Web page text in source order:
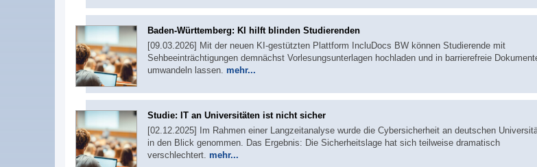
Baden-Württemberg: KI hilft blinden Studierenden
[09.03.2026] Mit der neuen KI-gestützten Plattform IncluDocs BW können Studierende mit
Sehbeeinträchtigungen demnächst Vorlesungsunterlagen hochladen und in barrierefreie
umwandeln lassen. mehr...
Studie: IT an Universitäten ist nicht sicher
[02.12.2025] Im Rahmen einer Langzeitanalyse wurde die Cybersicherheit an deutschen
in den Blick genommen. Das Ergebnis: Die Sicherheitslage hat sich teilweise dramatisch
verschlechtert. mehr...